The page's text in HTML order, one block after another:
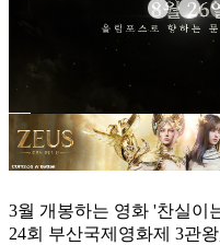
3월 개봉하는 영화 '찬실이
24회 부산국제영화제 3관